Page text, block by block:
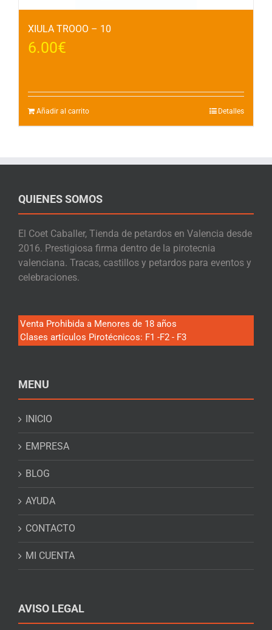
XIULA TROOO – 10
6.00€
Añadir al carrito Detalles
QUIENES SOMOS
El Coet Caballer, Tienda de petardos en Valencia desde
2016. Prestigiosa firma dentro de la pirotecnia
valenciana. Tracas, castillos y petardos para eventos y
celebraciones.
Venta Prohibida a Menores de 18 años
Clases artículos Pirotécnicos: F1 -F2 - F3
MENU
INICIO
EMPRESA
BLOG
AYUDA
CONTACTO
MI CUENTA
AVISO LEGAL